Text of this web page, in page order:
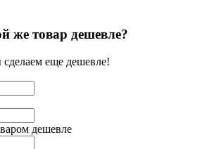
же товар дешевле?
еще дешевле!
дешевле